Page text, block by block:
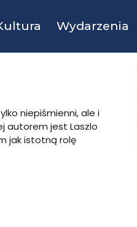
Wydarzenia
niepiśmienni, ale i
autorem jest Laszlo
jak istotną rolę